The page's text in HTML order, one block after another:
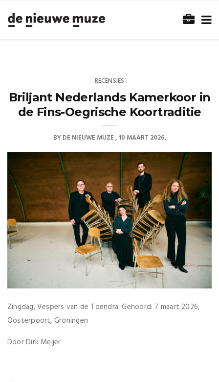
RECENSIES
Briljant Nederlands Kamerkoor in
de Fins-Oegrische Koortraditie
BYDE NIEUWE MUZE 10 MAART 2026
Zingdag, Vespers van de Toendra. Gehoord: 7 maart 2026,
Oosterpoort, Groningen
Door Dirk Meijer